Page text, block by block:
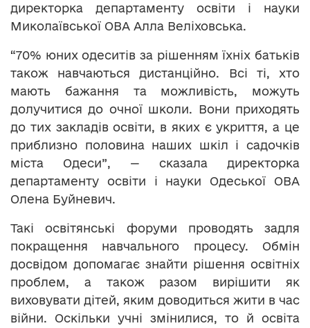
директорка департаменту освіти і науки
Миколаївської ОВА Алла Веліховська.
“70% юних одеситів за рішенням їхніх батьків
також навчаються дистанційно. Всі ті, хто
мають бажання та можливість, можуть
долучитися до очної школи. Вони приходять
до тих закладів освіти, в яких є укриття, а це
приблизно половина наших шкіл і садочків
міста Одеси”, — сказала директорка
департаменту освіти і науки Одеської ОВА
Олена Буйневич.
Такі освітянські форуми проводять задля
покращення навчального процесу. Обмін
досвідом допомагає знайти рішення освітніх
проблем, а також разом вирішити як
виховувати дітей, яким доводиться жити в час
війни. Оскільки учні змінилися, то й освіта